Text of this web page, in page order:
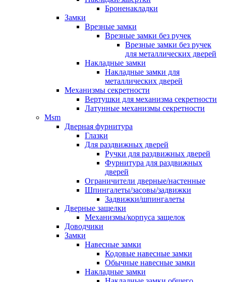
Броненакладки
Замки
Врезные замки
Врезные замки без ручек
Врезные замки без ручек
для металлических дверей
Накладные замки
Накладные замки для
металлических дверей
Механизмы секретности
Вертушки для механизма секретности
Латунные механизмы секретности
Msm
Дверная фурнитура
Глазки
Для раздвижных дверей
Ручки для раздвижных дверей
Фурнитура для раздвижных
дверей
Ограничители дверные/настенные
Шпингалеты/засовы/задвижки
Задвижки/шпингалеты
Дверные защелки
Механизмы/корпуса защелок
Доводчики
Замки
Навесные замки
Кодовые навесные замки
Обычные навесные замки
Накладные замки